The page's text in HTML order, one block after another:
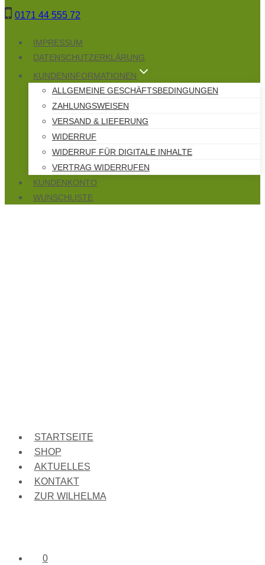
Zum
Inhalt
0171 44 555 72
IMPRESSUM
DATENSCHUTZERKLÄRUNG
KUNDENINFORMATIONEN
ALLGEMEINE GESCHÄFTSBEDINGUNGEN
ZAHLUNGSWEISEN
VERSAND & LIEFERUNG
WIDERRUF
WIDERRUF FÜR DIGITALE INHALTE
VERTRAG WIDERRUFEN
KUNDENKONTO
WUNSCHLISTE
STARTSEITE
SHOP
AKTUELLES
KONTAKT
ZUR WILHELMA
0